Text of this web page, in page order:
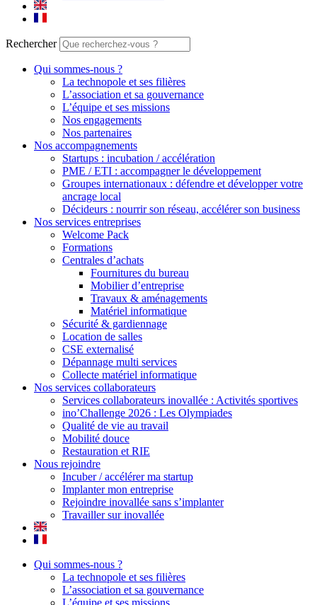
Rechercher
Qui sommes-nous ?
La technopole et ses filières
L’association et sa gouvernance
L’équipe et ses missions
Nos engagements
Nos partenaires
Nos accompagnements
Startups : incubation / accélération
PME / ETI : accompagner le développement
Groupes internationaux : défendre et développer votre
ancrage local
Décideurs : nourrir son réseau, accélérer son business
Nos services entreprises
Welcome Pack
Formations
Centrales d’achats
Fournitures du bureau
Mobilier d’entreprise
Travaux & aménagements
Matériel informatique
Sécurité & gardiennage
Location de salles
CSE externalisé
Dépannage multi services
Collecte matériel informatique
Nos services collaborateurs
Services collaborateurs inovallée : Activités sportives
ino’Challenge 2026 : Les Olympiades
Qualité de vie au travail
Mobilité douce
Restauration et RIE
Nous rejoindre
Incuber / accélérer ma startup
Implanter mon entreprise
Rejoindre inovallée sans s’implanter
Travailler sur inovallée
Qui sommes-nous ?
La technopole et ses filières
L’association et sa gouvernance
L’équipe et ses missions